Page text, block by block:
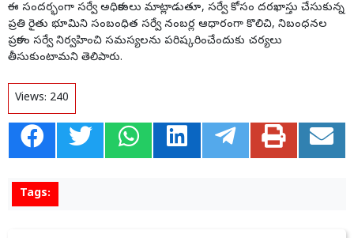
ఈ సందర్భంగా సర్వే అధికారులు మాట్లాడుతూ, సర్వే కోసం దరఖాస్తు చేసుకున్న
ప్రతి రైతు భూమిని సంబంధిత సర్వే నంబర్ల ఆధారంగా కొలిచి, నిబంధనల
ప్రకారం సర్వే నిర్వహించి సమస్యలను పరిష్కరించేందుకు చర్యలు
తీసుకుంటామని తెలిపారు.
Views: 240
Tags: